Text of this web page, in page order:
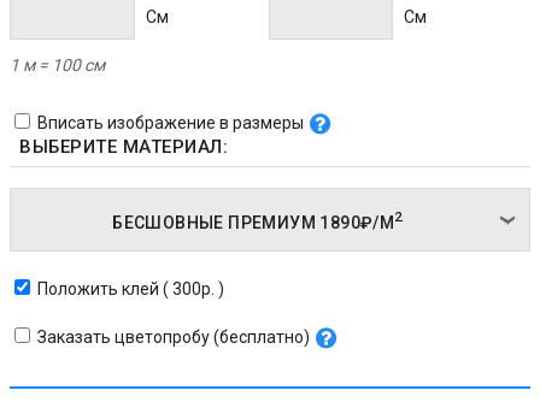
Cм Cм
1 м = 100 см
Вписать изображение в размеры
ВЫБЕРИТЕ МАТЕРИАЛ:
БЕСШОВНЫЕ ПРЕМИУМ 1890₽/М 2
Положить клей ( 300р. )
Заказать цветопробу (бесплатно)